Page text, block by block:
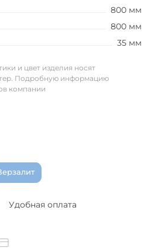
800 мм
800 мм
35 мм
и цвет изделия носят
Подробную информацию
компании
Удобная оплата